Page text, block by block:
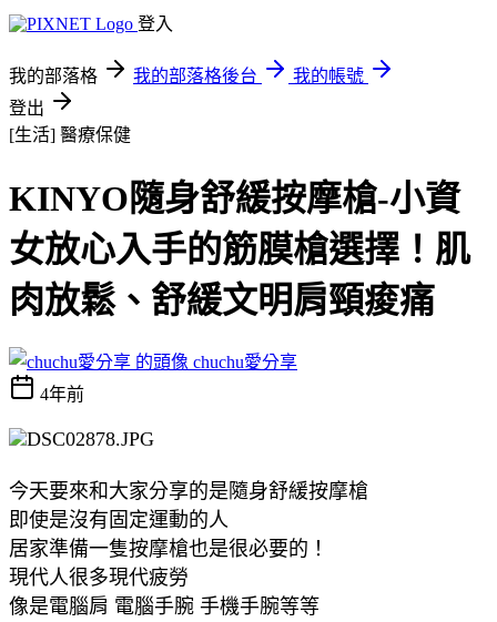
登入
我的部落格 我的部落格後台
我的帳號
登出
[生活] 醫療保健
KINYO隨身舒緩按摩槍-小資
女放心入手的筋膜槍選擇！肌
肉放鬆、舒緩文明肩頸痠痛
chuchu愛分享
4年前
今天要來和大家分享的是隨身舒緩按摩槍
即使是沒有固定運動的人
居家準備一隻按摩槍也是很必要的！
現代人很多現代疲勞
像是電腦肩 電腦手腕 手機手腕等等